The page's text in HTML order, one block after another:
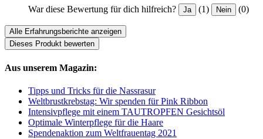
War diese Bewertung für dich hilfreich? Ja (1) Nein (0)
Alle Erfahrungsberichte anzeigen
Dieses Produkt bewerten
Aus unserem Magazin:
Tipps und Tricks für die Nassrasur
Weltbrustkrebstag: Wir spenden für Pink Ribbon
Intensivpflege mit einem TAUTROPFEN Gesichtsöl
Optimale Winterpflege für die Haare
Spendenaktion zum Weltfrauentag 2021